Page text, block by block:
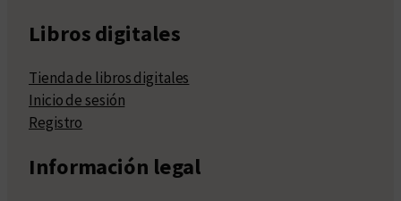
Libros digitales
Tienda de libros digitales
Inicio de sesión
Registro
Información legal